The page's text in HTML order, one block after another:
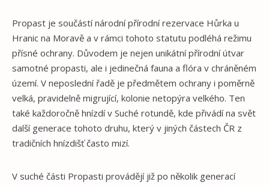
Propast je součástí národní přírodní rezervace Hůrka u
Hranic na Moravě a v rámci tohoto statutu podléhá režimu
přísné ochrany. Důvodem je nejen unikátní přírodní útvar
samotné propasti, ale i jedinečná fauna a flóra v chráněném
území. V neposlední řadě je předmětem ochrany i poměrně
velká, pravidelně migrující, kolonie netopýra velkého. Ten
také každoročně hnízdí v Suché rotundě, kde přivádí na svět
další generace tohoto druhu, který v jiných částech ČR z
tradičních hnízdišť často mizí.
V suché části Propasti provádějí již po několik generací